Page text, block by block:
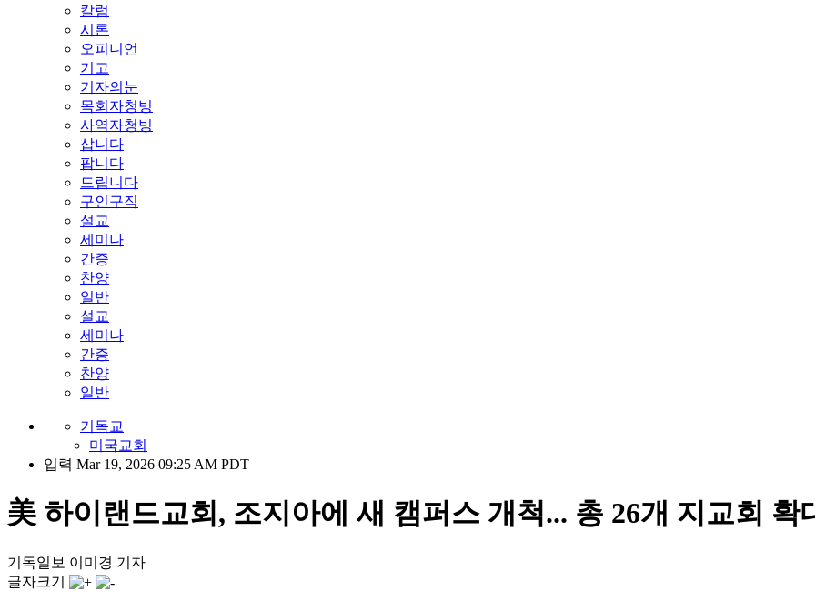
칼럼
시론
오피니언
기고
기자의눈
목회자청빙
사역자청빙
삽니다
팝니다
드립니다
구인구직
설교
세미나
간증
찬양
일반
설교
세미나
간증
찬양
일반
기독교
미국교회
입력 Mar 19, 2026 09:25 AM PDT
美 하이랜드교회, 조지아에 새 캠퍼스 개척... 총 26개 지교회 확
기독일보 이미경 기자
글자크기